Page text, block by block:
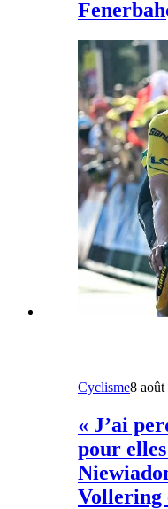
Cyclisme8 août
« J’ai
pour
Vollering